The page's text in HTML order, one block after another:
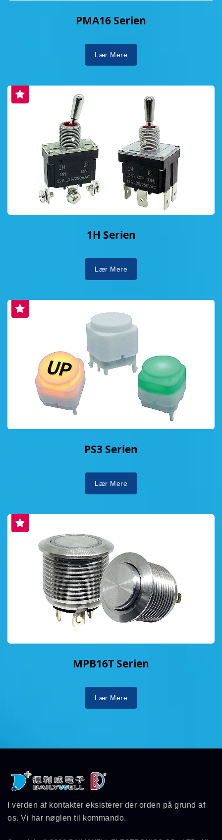
PMA16 Serien
Lær Mere
1H Serien
Lær Mere
PS3 Serien
Lær Mere
MPB16T Serien
Lær Mere
I verden af kontakter eksisterer der orden på grund af
os. Vi har nøglen til kommando.